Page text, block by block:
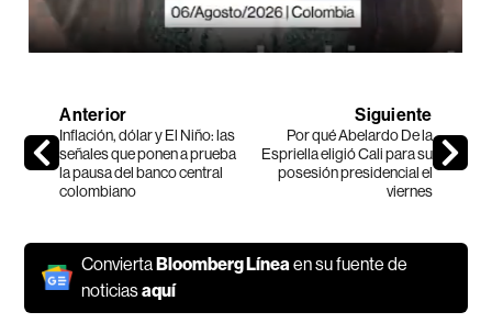
Anterior
Inflación, dólar y El Niño: las
señales que ponen a prueba
la pausa del banco central
colombiano
Siguiente
Por qué Abelardo De la
Espriella eligió Cali para su
posesión presidencial el
viernes
ConviertaBloomberg Línea en su fuente de
noticiasaquí